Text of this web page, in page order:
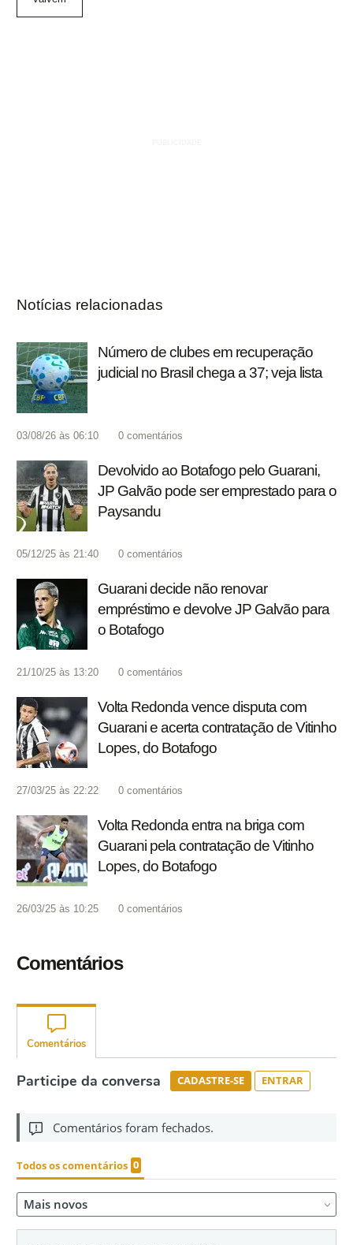
Notícias relacionadas
Número de clubes em recuperação
judicial no Brasil chega a 37; veja lista
03/08/26 às 06:10 0 comentários
Devolvido ao Botafogo pelo Guarani,
JP Galvão pode ser emprestado para o
Paysandu
05/12/25 às 21:40 0 comentários
Guarani decide não renovar
empréstimo e devolve JP Galvão para
o Botafogo
21/10/25 às 13:20 0 comentários
Volta Redonda vence disputa com
Guarani e acerta contratação de Vitinho
Lopes, do Botafogo
27/03/25 às 22:22 0 comentários
Volta Redonda entra na briga com
Guarani pela contratação de Vitinho
Lopes, do Botafogo
26/03/25 às 10:25 0 comentários
Comentários